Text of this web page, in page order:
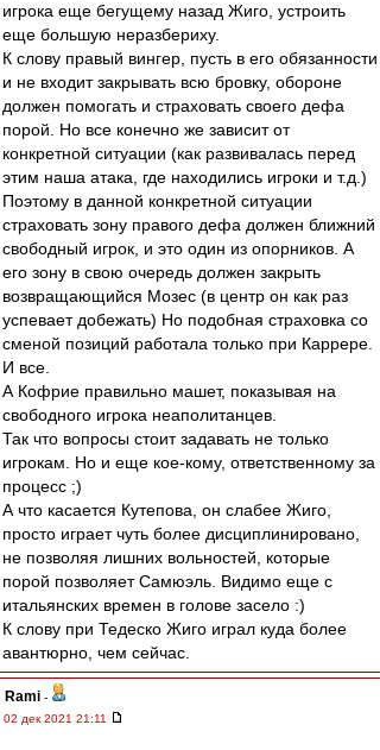
игрока еще бегущему назад Жиго, устроить
еще большую неразбериху.
К слову правый вингер, пусть в его обязанности
и не входит закрывать всю бровку, обороне
должен помогать и страховать своего дефа
порой. Но все конечно же зависит от
конкретной ситуации (как развивалась перед
этим наша атака, где находились игроки и т.д.)
Поэтому в данной конкретной ситуации
страховать зону правого дефа должен ближний
свободный игрок, и это один из опорников. А
его зону в свою очередь должен закрыть
возвращающийся Мозес (в центр он как раз
успевает добежать) Но подобная страховка со
сменой позиций работала только при Каррере.
И все.
А Кофрие правильно машет, показывая на
свободного игрока неаполитанцев.
Так что вопросы стоит задавать не только
игрокам. Но и еще кое-кому, ответственному за
процесс ;)
А что касается Кутепова, он слабее Жиго,
просто играет чуть более дисциплинировано,
не позволяя лишних вольностей, которые
порой позволяет Самюэль. Видимо еще с
итальянских времен в голове засело :)
К слову при Тедеско Жиго играл куда более
авантюрно, чем сейчас.
Rami -
02 дек 2021 21:11